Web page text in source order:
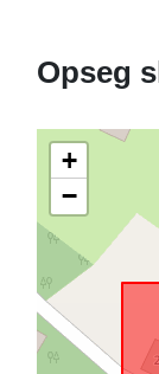
Opseg
+
−